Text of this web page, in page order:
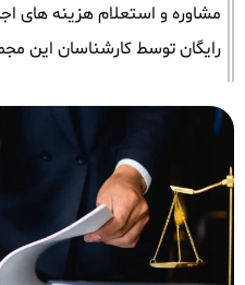
مشاوره و استعلام هزینه های
رایگان توسط کارشناسان این